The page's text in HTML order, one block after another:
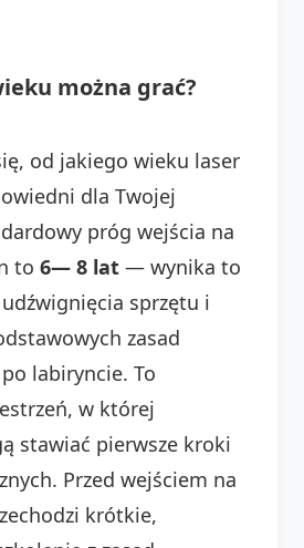
można grać?
od jakiego wieku laser
dla Twojej
próg wejścia na
to 6— 8 lat — wynika to
sprzętu i
zasad
labiryncie. To
w której
stawiać pierwsze kroki
Przed wejściem na
krótkie,